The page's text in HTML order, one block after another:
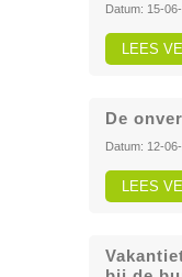
Datum: 15-
LEES
De
Datum: 12-
LEES